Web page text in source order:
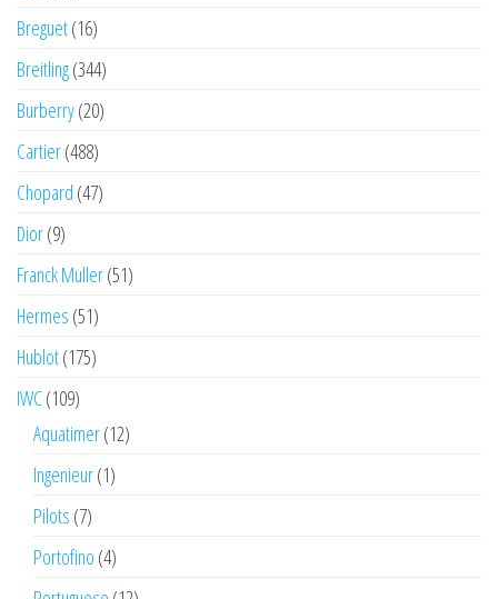
Breguet(16)
Breitling(344)
Burberry(20)
Cartier(488)
Chopard (47)
Dior(9)
Franck Muller(51)
Hermes (51)
Hublot(175)
IWC(109)
Aquatimer(12)
Ingenieur(1)
Pilots (7)
Portofino (4)